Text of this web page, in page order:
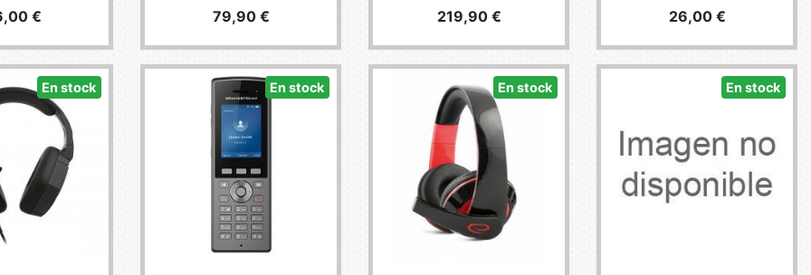
€ Precio
79,90 € Precio
219,90 € Precio
26,00 €
En stock En stock En stock En stock